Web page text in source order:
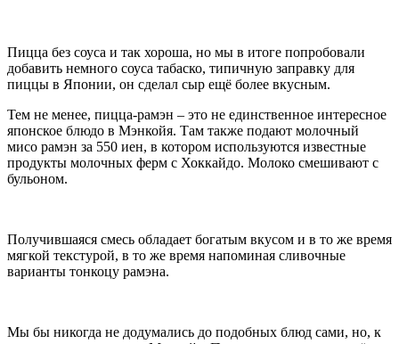
Пицца без соуса и так хороша, но мы в итоге попробовали
добавить немного соуса табаско, типичную заправку для
пиццы в Японии, он сделал сыр ещё более вкусным.
Тем не менее, пицца-рамэн – это не единственное интересное
японское блюдо в Мэнкойя. Там также подают молочный
мисо рамэн за 550 иен, в котором используются известные
продукты молочных ферм с Хоккайдо. Молоко смешивают с
бульоном.
Получившаяся смесь обладает богатым вкусом и в то же время
мягкой текстурой, в то же время напоминая сливочные
варианты тонкоцу рамэна.
Мы бы никогда не додумались до подобных блюд сами, но, к